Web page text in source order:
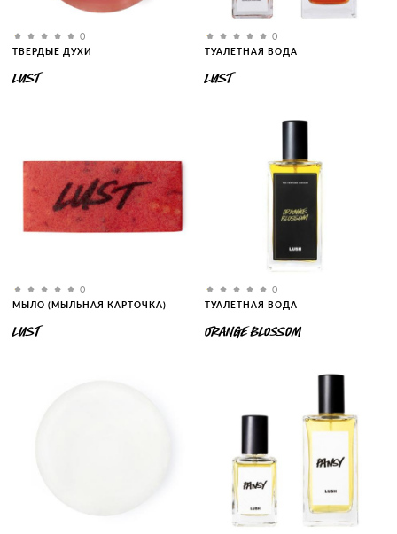
0
ТВЕРДЫЕ ДУХИ
LUST
0
ТУАЛЕТНАЯ ВОДА
LUST
0
МЫЛО (МЫЛЬНАЯ КАРТОЧКА)
LUST
0
ТУАЛЕТНАЯ ВОДА
ORANGE BLOSSOM